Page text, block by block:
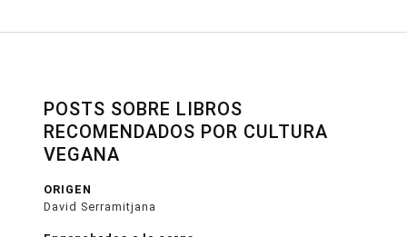
POSTS SOBRE LIBROS
RECOMENDADOS POR CULTURA
VEGANA
ORIGEN
David Serramitjana